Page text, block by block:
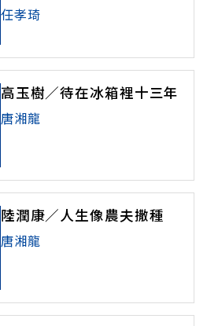
任孝琦
高玉樹／待在冰箱裡十三年
唐湘龍
陸潤康／人生像農夫撒種
唐湘龍